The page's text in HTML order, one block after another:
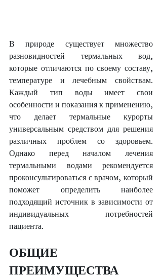
В природе существует множество
разновидностей термальных вод,
которые отличаются по своему составу,
температуре и лечебным свойствам.
Каждый тип воды имеет свои
особенности и показания к применению,
что делает термальные курорты
универсальным средством для решения
различных проблем со здоровьем.
Однако перед началом лечения
термальными водами рекомендуется
проконсультироваться с врачом, который
поможет определить наиболее
подходящий источник в зависимости от
индивидуальных потребностей
пациента.
ОБЩИЕ
ПРЕИМУЩЕСТВА